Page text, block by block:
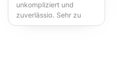
unkompliziert und
zuverlässig. Sehr zu
empfehlen!